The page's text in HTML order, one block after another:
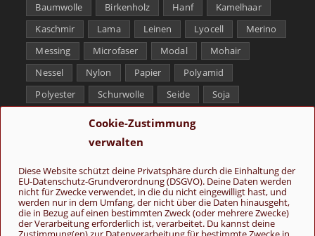
Cookie-Zustimmung
verwalten
Diese Website schützt deine Privatsphäre durch die Einhaltung der
EU-Datenschutz-Grundverordnung (DSGVO). Deine Daten werden
nicht für Zwecke verwendet, in die du nicht eingewilligt hast, und
werden nur in dem Umfang, der nicht über die Daten hinausgeht,
die in Bezug auf einen bestimmten Zweck (oder mehrere Zwecke)
der Verarbeitung erforderlich ist, verarbeitet. Du kannst deine
Baumwolle
Birkenholz Hanf
Kamelhaar
Kaschmir
Lama Leinen Lyocell
Merino
Messing
Microfaser Modal
Mohair
Nessel
Nylon Papier
Polyamid
Polyester
Schurwolle Seide
Soja
Tencel
Yak
Folge uns